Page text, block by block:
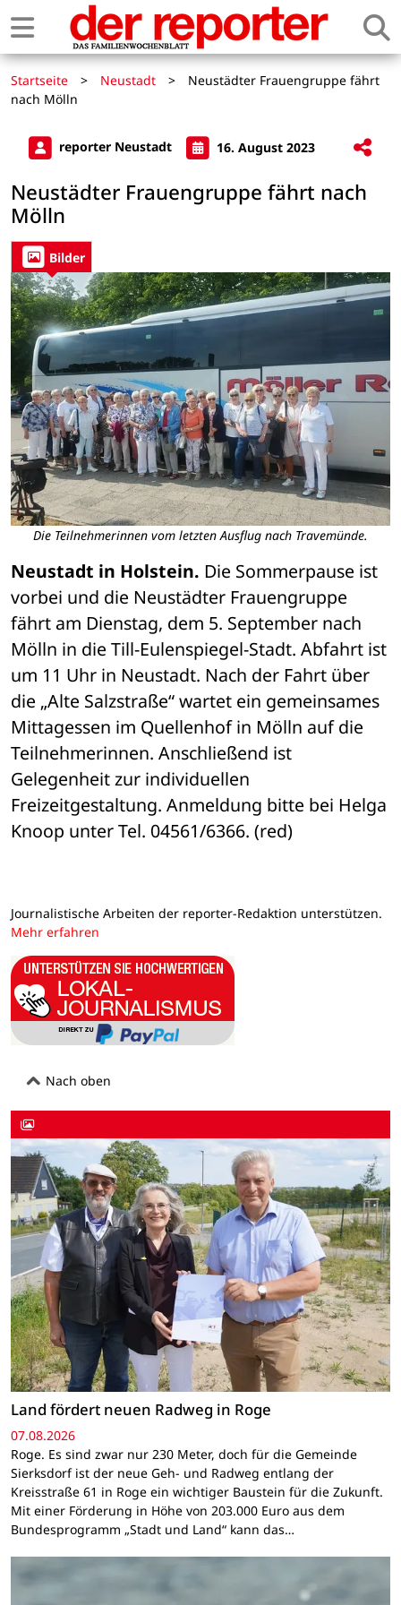
Startseite > Neustadt >
Neustädter Frauengruppe fährt
nach Mölln
reporter Neustadt 16. August 2023
Neustädter Frauengruppe fährt nach
Mölln
Bilder
Die Teilnehmerinnen vom letzten Ausflug nach Travemünde.
Neustadt in Holstein. Die Sommerpause ist
vorbei und die Neustädter Frauengruppe
fährt am Dienstag, dem 5. September nach
Mölln in die Till-Eulenspiegel-Stadt. Abfahrt ist
um 11 Uhr in Neustadt. Nach der Fahrt über
die „Alte Salzstraße“ wartet ein gemeinsames
Mittagessen im Quellenhof in Mölln auf die
Teilnehmerinnen. Anschließend ist
Gelegenheit zur individuellen
Freizeitgestaltung. Anmeldung bitte bei Helga
Knoop unter Tel. 04561/6366. (red)
Journalistische Arbeiten der reporter-Redaktion unterstützen.
Mehr erfahren
Nach oben
Land fördert neuen Radweg in Roge
07.08.2026
Roge. Es sind zwar nur 230 Meter, doch für die Gemeinde
Sierksdorf ist der neue Geh- und Radweg entlang der
Kreisstraße 61 in Roge ein wichtiger Baustein für die Zukunft.
Mit einer Förderung in Höhe von 203.000 Euro aus dem
Bundesprogramm „Stadt und Land“ kann das…